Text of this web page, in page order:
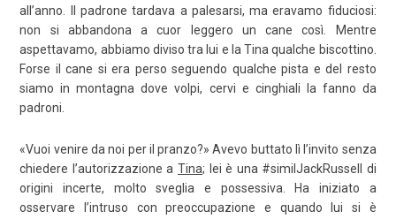
all’anno. Il padrone tardava a palesarsi, ma eravamo fiduciosi:
non si abbandona a cuor leggero un cane così. Mentre
aspettavamo, abbiamo diviso tra lui e la Tina qualche biscottino.
Forse il cane si era perso seguendo qualche pista e del resto
siamo in montagna dove volpi, cervi e cinghiali la fanno da
padroni.
«Vuoi venire da noi per il pranzo?» Avevo buttato lì l’invito senza
chiedere l’autorizzazione a Tina; lei è una #similJackRussell di
origini incerte, molto sveglia e possessiva. Ha iniziato a
osservare l’intruso con preoccupazione e quando lui si è